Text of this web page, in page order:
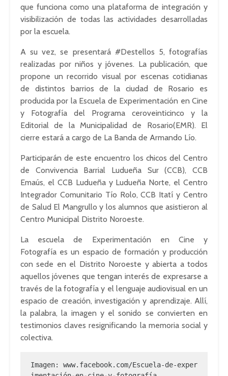
que funciona como una plataforma de integración y
visibilización de todas las actividades desarrolladas
por la escuela.
A su vez, se presentará #Destellos 5, fotografías
realizadas por niños y jóvenes. La publicación, que
propone un recorrido visual por escenas cotidianas
de distintos barrios de la ciudad de Rosario es
producida por la Escuela de Experimentación en Cine
y Fotografía del Programa ceroveinticinco y la
Editorial de la Municipalidad de Rosario(EMR). El
cierre estará a cargo de La Banda de Armando Lío.
Participarán de este encuentro los chicos del Centro
de Convivencia Barrial Ludueña Sur (CCB), CCB
Emaús, el CCB Ludueña y Ludueña Norte, el Centro
Integrador Comunitario Tío Rolo, CCB Itatí y Centro
de Salud El Mangrullo y los alumnos que asistieron al
Centro Municipal Distrito Noroeste.
La escuela de Experimentación en Cine y
Fotografía es un espacio de formación y producción
con sede en el Distrito Noroeste y abierta a todos
aquellos jóvenes que tengan interés de expresarse a
través de la fotografía y el lenguaje audiovisual en un
espacio de creación, investigación y aprendizaje. Allí,
la palabra, la imagen y el sonido se convierten en
testimonios clavesresignificando la memoria social y
colectiva.
Imagen: www.facebook.com/Escuela-de-exper